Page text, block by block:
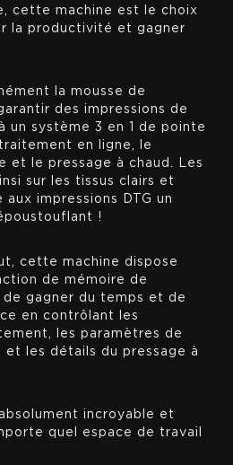
cette machine est le choix
la productivité et gagner
la mousse de
des impressions de
un système 3 en 1 de pointe
en ligne, le
et le pressage à chaud. Les
sur les tissus clairs et
impressions DTG un
!
cette machine dispose
de mémoire de
gagner du temps et de
en contrôlant les
les paramètres de
les détails du pressage à
incroyable et
quel espace de travail